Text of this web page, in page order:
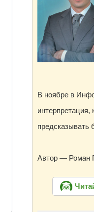
В ноябре в
интерпретация,
предсказывать
Автор — Роман